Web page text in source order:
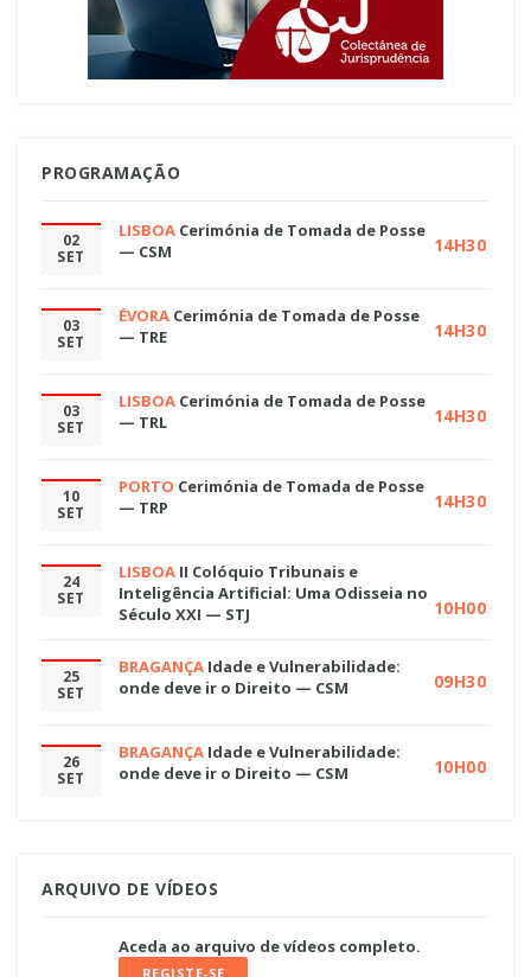
PROGRAMAÇÃO
02
SET
LISBOA Cerimónia de Tomada de Posse
— CSM
14H30
03
SET
ÉVORA Cerimónia de Tomada de Posse
— TRE
14H30
03
SET
LISBOA Cerimónia de Tomada de Posse
— TRL
14H30
10
SET
PORTO Cerimónia de Tomada de Posse
— TRP
14H30
24
SET
LISBOA II Colóquio Tribunais e
Inteligência Artificial: Uma Odisseia no
Século XXI — STJ
10H00
25
SET
BRAGANÇA Idade e Vulnerabilidade:
onde deve ir o Direito — CSM
09H30
26
SET
BRAGANÇA Idade e Vulnerabilidade:
onde deve ir o Direito — CSM
10H00
ARQUIVO DE VÍDEOS
Aceda ao arquivo de vídeos completo.
REGISTE-SE